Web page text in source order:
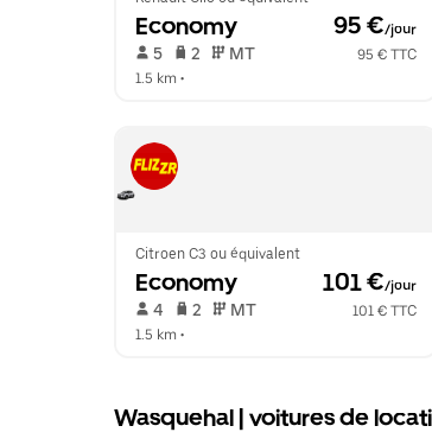
Economy 95 €/jour
5 2 MT
95 € TTC
1.5 km •
Citroen C3 ou équivalent
Economy 101 €/jour
4 2 MT
101 € TTC
1.5 km •
Wasquehal | voitures de